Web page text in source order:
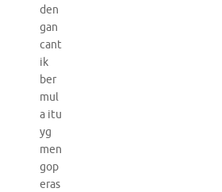
den
gan
cant
ik
ber
mul
a itu
yg
men
gop
eras